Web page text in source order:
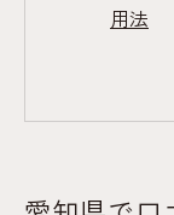
用法
食べロ
活用